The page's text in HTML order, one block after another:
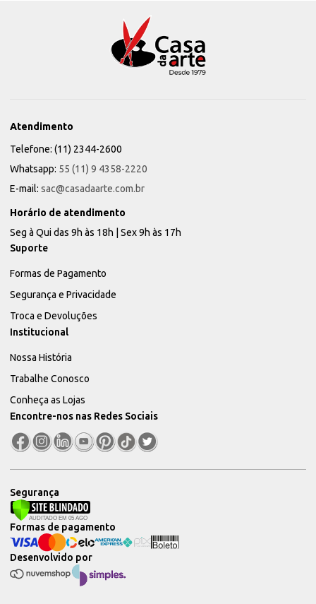
Atendimento
Telefone: (11) 2344-2600
Whatsapp: 55 (11) 9 4358-2220
E-mail: sac@casadaarte.com.br
Horário de atendimento
Seg à Qui das 9h às 18h | Sex 9h às 17h
Suporte
Formas de Pagamento
Segurança e Privacidade
Troca e Devoluções
Institucional
Nossa História
Trabalhe Conosco
Conheça as Lojas
Encontre-nos nas Redes Sociais
Segurança
Desenvolvido por
Formas de pagamento